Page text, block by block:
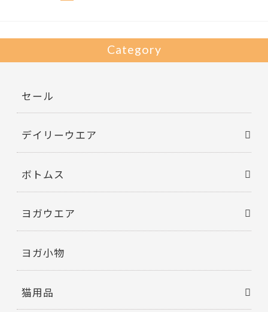
Category
セール
デイリーウエア
ボトムス
ヨガウエア
ヨガ小物
猫用品